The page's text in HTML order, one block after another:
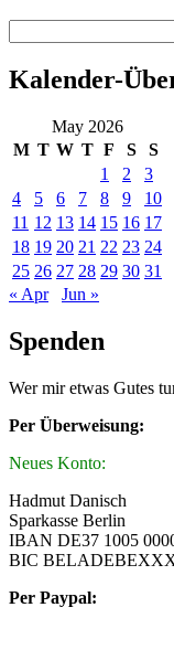
Kalender-
May 2026
M T W T F S
S
1
2
3
4
5 6 7 8 9
10
11 12 13 14 15 16 17
18 19 20 21 22 23 24
25 26 27 28 29 30 31
« Apr
Jun »
Spenden
Wer mir etwas Gutes
Per Überweisung:
Neues Konto:
Hadmut Danisch
Sparkasse Berlin
IBAN DE37 1005
BIC
Per Paypal: